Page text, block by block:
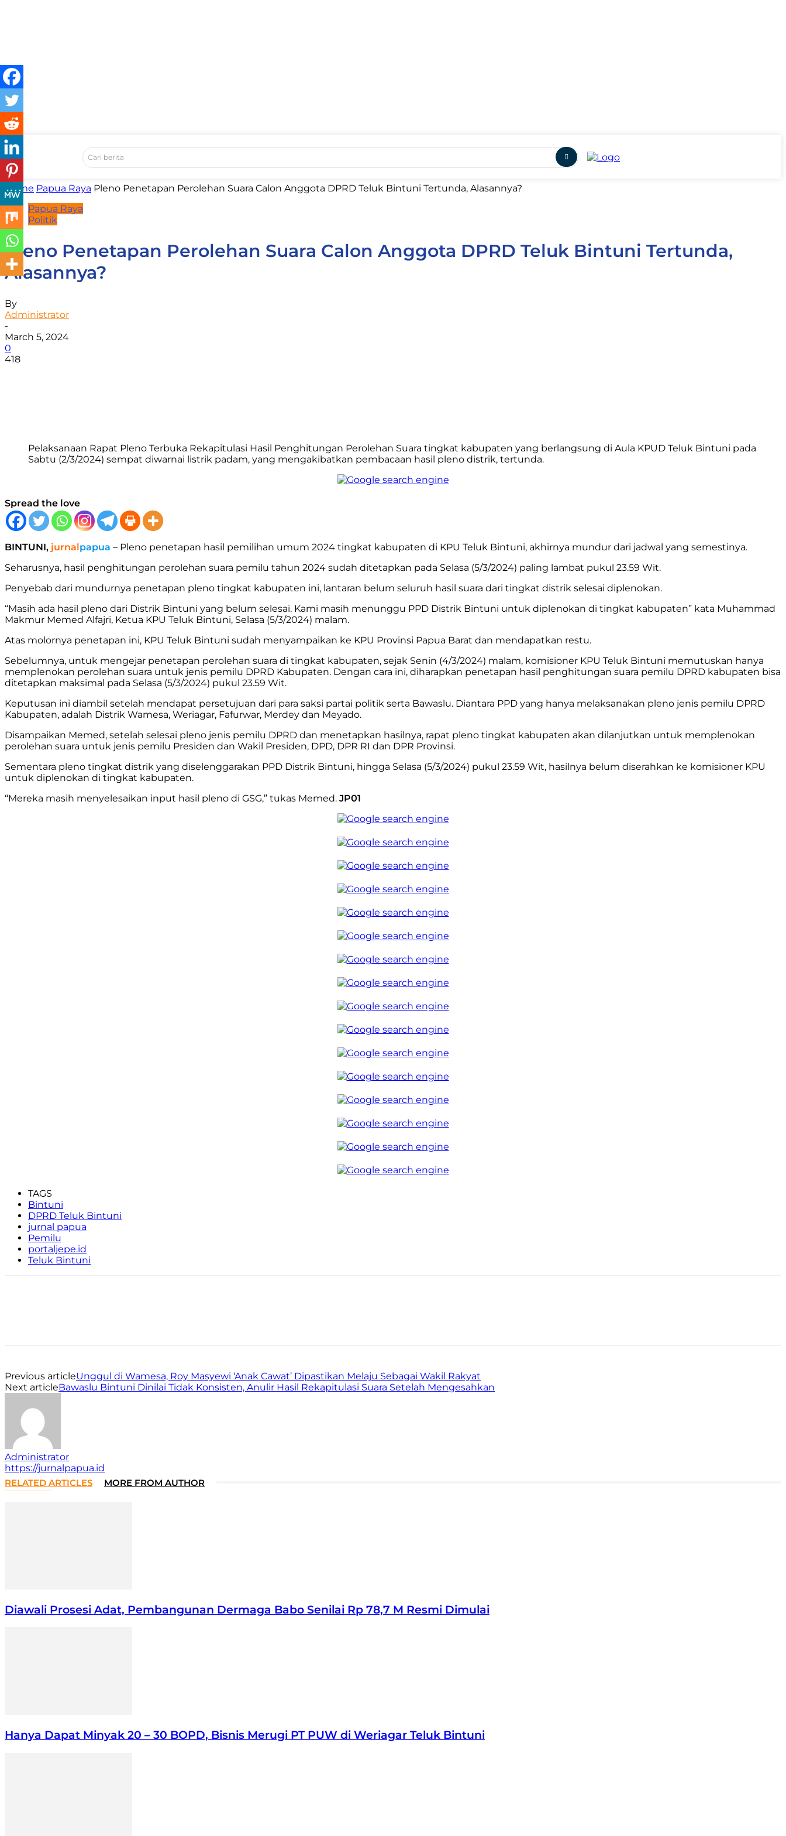
Cari berita
Home Papua Raya Pleno Penetapan Perolehan Suara Calon Anggota DPRD Teluk Bintuni Tertunda, Alasannya?
Papua Raya
Politik
Pleno Penetapan Perolehan Suara Calon Anggota DPRD Teluk Bintuni Tertunda,
Alasannya?
By
Administrator
-
March 5, 2024
0
418
Pelaksanaan Rapat Pleno Terbuka Rekapitulasi Hasil Penghitungan Perolehan Suara tingkat kabupaten yang berlangsung di Aula KPUD Teluk Bintuni pada
Sabtu (2/3/2024) sempat diwarnai listrik padam, yang mengakibatkan pembacaan hasil pleno distrik, tertunda.
Spread the love
BINTUNI, jurnalpapua – Pleno penetapan hasil pemilihan umum 2024 tingkat kabupaten di KPU Teluk Bintuni, akhirnya mundur dari jadwal yang semestinya.
Seharusnya, hasil penghitungan perolehan suara pemilu tahun 2024 sudah ditetapkan pada Selasa (5/3/2024) paling lambat pukul 23.59 Wit.
Penyebab dari mundurnya penetapan pleno tingkat kabupaten ini, lantaran belum seluruh hasil suara dari tingkat distrik selesai diplenokan.
“Masih ada hasil pleno dari Distrik Bintuni yang belum selesai. Kami masih menunggu PPD Distrik Bintuni untuk diplenokan di tingkat kabupaten” kata Muhammad
Makmur Memed Alfajri, Ketua KPU Teluk Bintuni, Selasa (5/3/2024) malam.
Atas molornya penetapan ini, KPU Teluk Bintuni sudah menyampaikan ke KPU Provinsi Papua Barat dan mendapatkan restu.
Sebelumnya, untuk mengejar penetapan perolehan suara di tingkat kabupaten, sejak Senin (4/3/2024) malam, komisioner KPU Teluk Bintuni memutuskan hanya
memplenokan perolehan suara untuk jenis pemilu DPRD Kabupaten. Dengan cara ini, diharapkan penetapan hasil penghitungan suara pemilu DPRD kabupaten bisa
ditetapkan maksimal pada Selasa (5/3/2024) pukul 23.59 Wit.
Keputusan ini diambil setelah mendapat persetujuan dari para saksi partai politik serta Bawaslu. Diantara PPD yang hanya melaksanakan pleno jenis pemilu DPRD
Kabupaten, adalah Distrik Wamesa, Weriagar, Fafurwar, Merdey dan Meyado.
Disampaikan Memed, setelah selesai pleno jenis pemilu DPRD dan menetapkan hasilnya, rapat pleno tingkat kabupaten akan dilanjutkan untuk memplenokan
perolehan suara untuk jenis pemilu Presiden dan Wakil Presiden, DPD, DPR RI dan DPR Provinsi.
Sementara pleno tingkat distrik yang diselenggarakan PPD Distrik Bintuni, hingga Selasa (5/3/2024) pukul 23.59 Wit, hasilnya belum diserahkan ke komisioner KPU
untuk diplenokan di tingkat kabupaten.
“Mereka masih menyelesaikan input hasil pleno di GSG,” tukas Memed. JP01
TAGS
Bintuni
DPRD Teluk Bintuni
jurnal papua
Pemilu
portaljepe.id
Teluk Bintuni
Previous articleUnggul di Wamesa, Roy Masyewi ‘Anak Cawat’ Dipastikan Melaju Sebagai Wakil Rakyat
Next articleBawaslu Bintuni Dinilai Tidak Konsisten, Anulir Hasil Rekapitulasi Suara Setelah Mengesahkan
Administrator
https://jurnalpapua.id
RELATED ARTICLES
MORE FROM AUTHOR
Diawali Prosesi Adat, Pembangunan Dermaga Babo Senilai Rp 78,7 M Resmi Dimulai
Hanya Dapat Minyak 20 – 30 BOPD, Bisnis Merugi PT PUW di Weriagar Teluk Bintuni